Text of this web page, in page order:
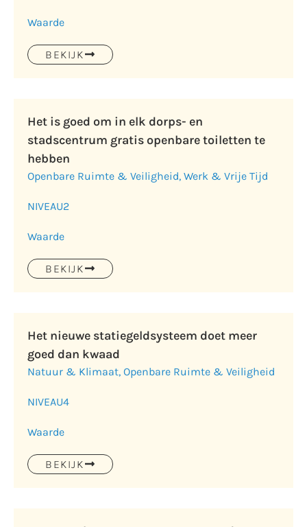
Waarde
BEKIJK
Het is goed om in elk dorps- en
stadscentrum gratis openbare toiletten te
hebben
Openbare Ruimte & Veiligheid, Werk & Vrije Tijd
NIVEAU2
Waarde
BEKIJK
Het nieuwe statiegeldsysteem doet meer
goed dan kwaad
Natuur & Klimaat, Openbare Ruimte & Veiligheid
NIVEAU4
Waarde
BEKIJK